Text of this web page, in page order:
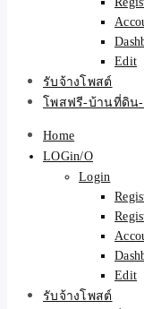
Edit
รับจ้างโพสต์
โพสฟรี-บ้านที่ดิน
Home
LOGin/O
Login
Edit
รับจ้างโพสต์